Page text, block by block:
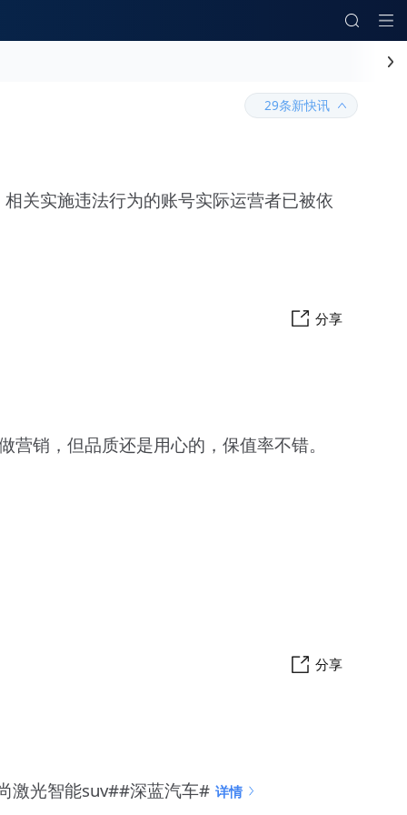
29条新快讯
关实施违法行为的账号实际运营者已被依
分享
销，但品质还是用心的，保值率不错。
分享
激光智能suv##深蓝汽车# 详情